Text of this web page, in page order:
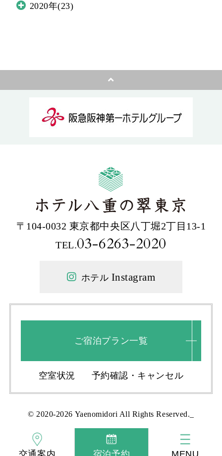
2020年(23)
〒104-0032 東京都中央区八丁堀2丁目13-1
TEL.03-6263-2020
ホテル Instagram
ご宿泊プラン一覧
空室状況 予約確認・キャンセル
© 2020-2026 Yaenomidori All Rights Reserved._